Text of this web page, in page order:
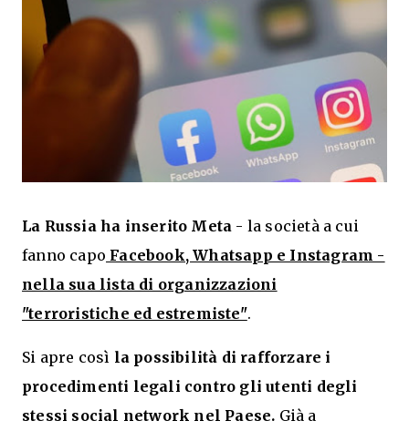
La Russia ha inserito Meta - la società a cui
fanno capo Facebook, Whatsapp e Instagram -
nella sua lista di organizzazioni
"terroristiche ed estremiste".
Si apre così la possibilità di rafforzare i
procedimenti legali contro gli utenti degli
stessi social network nel Paese. Già a